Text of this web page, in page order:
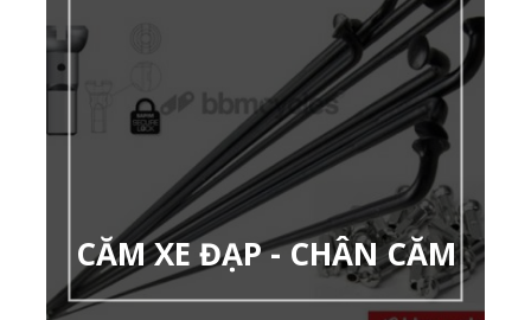
CĂM XE ĐẠP - CHÂN CĂM